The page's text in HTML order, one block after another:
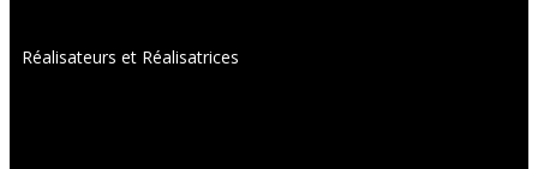
Réalisateurs et Réalisatrices